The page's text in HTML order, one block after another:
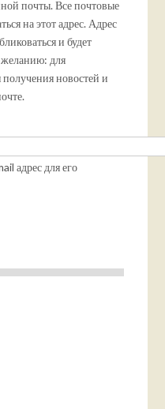
почты. Все почтовые
на этот адрес. Адрес
и будет
желанию: для
новостей и
адрес для его